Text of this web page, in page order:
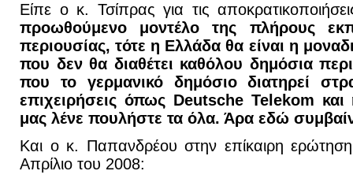
Είπε ο κ. Τσίπρας για τις
προωθούμενο μοντέλο της πλήρους
περιουσίας, τότε η Ελλάδα θα είναι η
που δεν θα διαθέτει καθόλου δημόσια
που το γερμανικό δημόσιο διατηρεί
επιχειρήσεις όπως Deutsche Telekom
μας λένε πουλήστε τα όλα. Άρα εδώ
Και ο κ. Παπανδρέου στην επίκαιρη ερώτηση
Απρίλιο του 2008: